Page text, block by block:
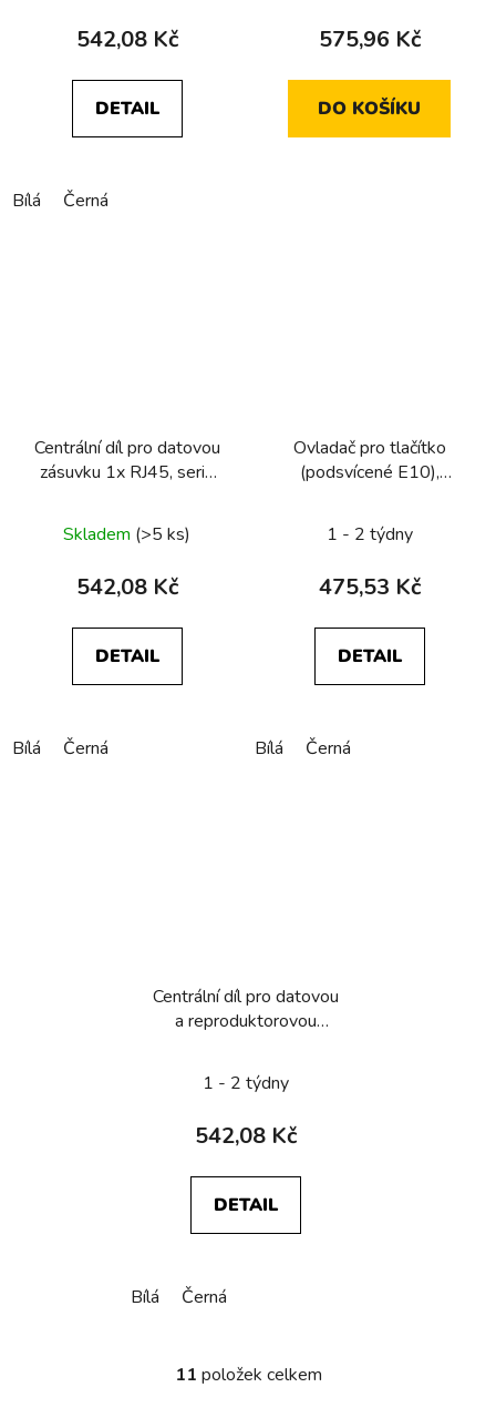
542,08 Kč
DETAIL
Bílá Černá
575,96 Kč
DO KOŠÍKU
Centrální díl pro datovou
zásuvku 1x RJ45, serie
Skladem (>5 ks)
542,08 Kč
DETAIL
Bílá Černá
Ovladač pro tlačítko
(podsvícené E10),
1 - 2 týdny
475,53 Kč
DETAIL
Bílá Černá
Centrální díl pro datovou
a reproduktorovou
1930/Glas
1 - 2 týdny
542,08 Kč
DETAIL
Bílá Černá
O
11 položek celkem